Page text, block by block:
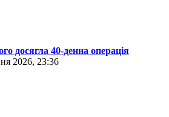
досягла 40-денна операція
2026, 23:36